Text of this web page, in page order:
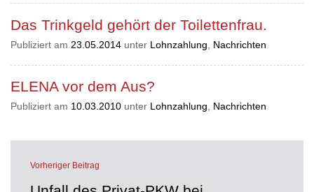
Das Trinkgeld gehört der Toilettenfrau.
Publiziert am 23.05.2014 unter Lohnzahlung Nachrichten
ELENA vor dem Aus?
Publiziert am 10.03.2010 unter Lohnzahlung, Nachrichten
Vorheriger Beitrag